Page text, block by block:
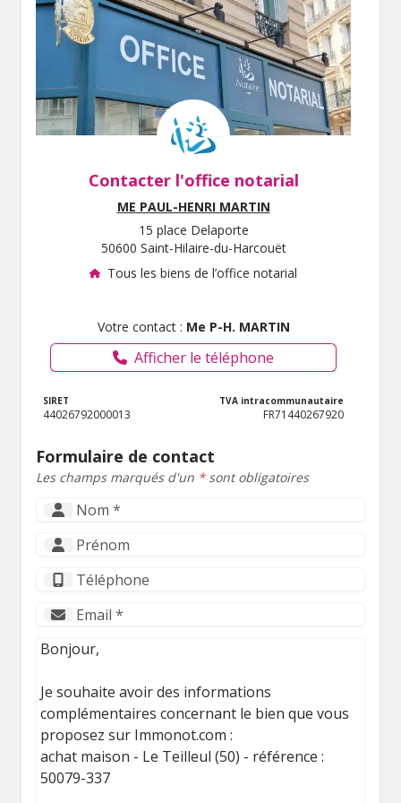
Contacter l'office notarial
ME PAUL-HENRI MARTIN
15 place Delaporte
50600 Saint-Hilaire-du-Harcouët
Tous les biens de l’office notarial
Votre contact : Me P-H. MARTIN
Afficher le téléphone
SIRET
44026792000013
TVA intracommunautaire
FR71440267920
Formulaire de contact
Les champs marqués d'un *sont obligatoires